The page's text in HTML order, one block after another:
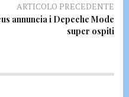
ARTICOLO PRECEDENTE
annuncia i Depeche Mode
super ospiti